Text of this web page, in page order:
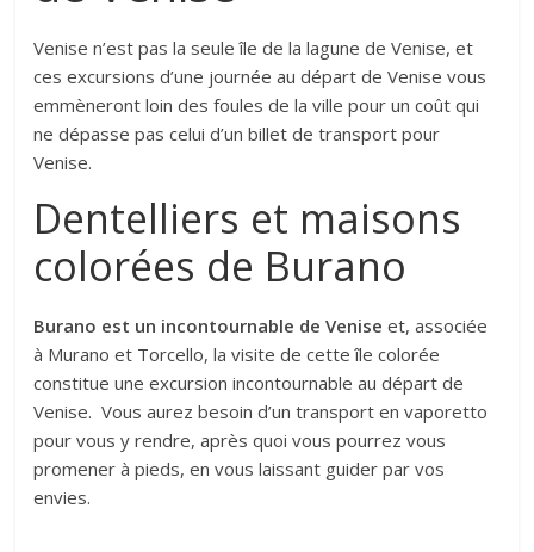
Venise n’est pas la seule île de la lagune de Venise, et
ces excursions d’une journée au départ de Venise vous
emmèneront loin des foules de la ville pour un coût qui
ne dépasse pas celui d’un billet de transport pour
Venise.
Dentelliers et maisons
colorées de Burano
Burano est un incontournable de Venise et, associée
à Murano et Torcello, la visite de cette île colorée
constitue une excursion incontournable au départ de
Venise. Vous aurez besoin d’un transport en vaporetto
pour vous y rendre, après quoi vous pourrez vous
promener à pieds, en vous laissant guider par vos
envies.